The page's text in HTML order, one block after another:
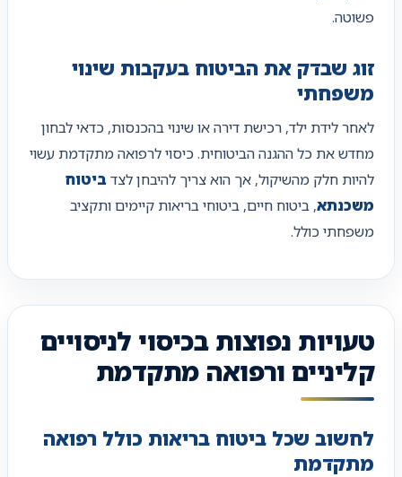
פשוטה.
זוג שבדק את הביטוח בעקבות שינוי
משפחתי
לאחר לידת ילד, רכישת דירה או שינוי בהכנסות, כדאי לבחון
מחדש את כל ההגנה הביטוחית. כיסוי לרפואה מתקדמת עשוי
להיות חלק מהשיקול, אך הוא צריך להיבחן לצדביטוח
משכנתא, ביטוח חיים, ביטוחי בריאות קיימים ותקציב
משפחתי כולל.
טעויות נפוצות בכיסוי לניסויים
קליניים ורפואה מתקדמת
לחשוב שכל ביטוח בריאות כולל רפואה
מתקדמת